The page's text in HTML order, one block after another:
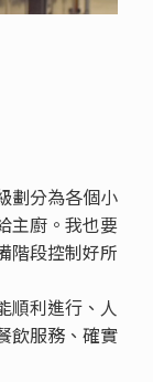
劃分為各個小
主廚。我也要
階段控制好所
順利進行、人
飲服務、確實